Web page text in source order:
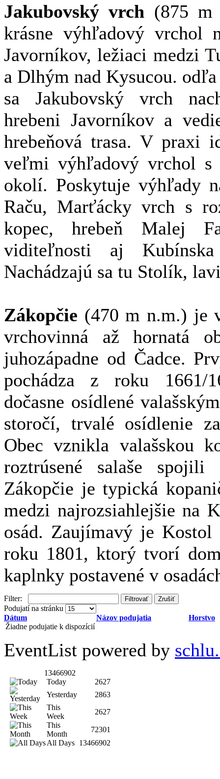
Jakubovský vrch (875
krásne výhľadový vrchol
Javorníkov, ležiaci medzi
a Dlhým nad Kysucou.
sa Jakubovský vrch
hrebeni Javorníkov a
hrebeňová trasa. V praxi
veľmi výhľadový vrchol
okolí. Poskytuje výhľady
Raču, Marťácky vrch s
kopec, hrebeň Malej
viditeľnosti aj
Nachádzajú sa tu Stolík,
Zákopčie (470 m n.m.) je
vrchovinná až hornatá
juhozápadne od Čadce.
pochádza z roku 1661/
dočasne osídlené
storočí, trvalé osídlenie
Obec vznikla valašskou
roztrúsené salaše
Zákopčie je typická
medzi najrozsiahlejšie na
osád. Zaujímavý je
roku 1801, ktorý tvorí
kaplnky postavené v
Filter: Filtrovať Zrušiť
Podujatí na stránku
Dátum
Názov podujatia
Horstvo
Žiadne podujatie k dispozícií
EventList powered by
13466902
Today
2627
Yesterday
2863
This
Week
2627
This
Month
72301
All Days
13466902